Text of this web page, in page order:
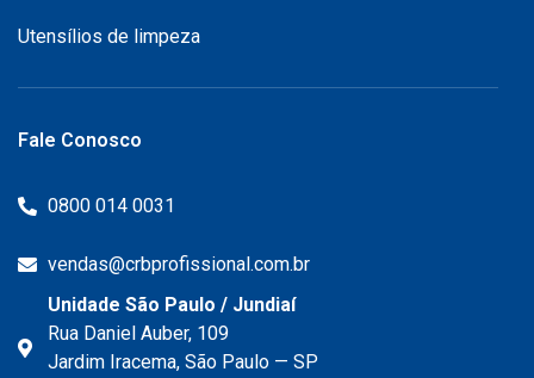
Utensílios de limpeza
Fale Conosco
0800 014 0031
vendas@crbprofissional.com.br
Unidade São Paulo / Jundiaí
Rua Daniel Auber, 109
Jardim Iracema, São Paulo — SP